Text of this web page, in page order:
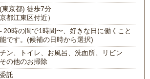
東京都) 徒歩7分
京都江東区付近）
20時の間で1時間〜、好きな日に働くこと
です。(候補の日時から選択)
ン、トイレ、お風呂、洗面所、リビン
の他のお掃除
託